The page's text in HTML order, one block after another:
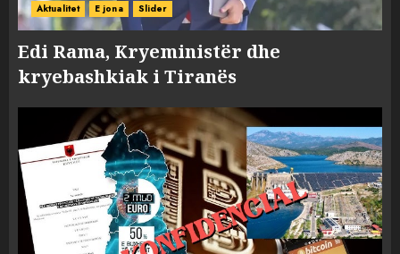
Aktualitet E jona Slider
Edi Rama, Kryeministër dhe
kryebashkiak i Tiranës